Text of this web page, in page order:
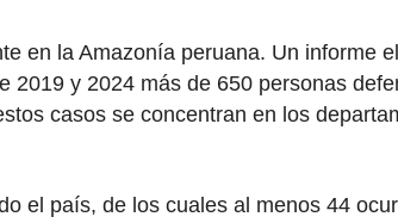
en la Amazonía peruana. Un informe
y 2024 más de 650 personas
casos se concentran en los
el país, de los cuales al menos 44